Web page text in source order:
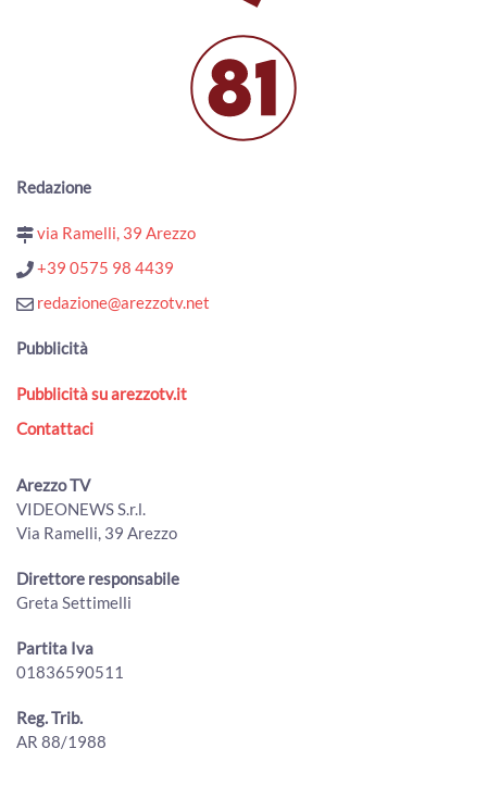
Redazione
via Ramelli, 39 Arezzo
+39 0575 98 4439
redazione@arezzotv.net
Pubblicità
Pubblicità su arezzotv.it
Contattaci
Arezzo TV
VIDEONEWS S.r.l.
Via Ramelli, 39 Arezzo
Direttore responsabile
Greta Settimelli
Partita Iva
01836590511
Reg. Trib.
AR 88/1988